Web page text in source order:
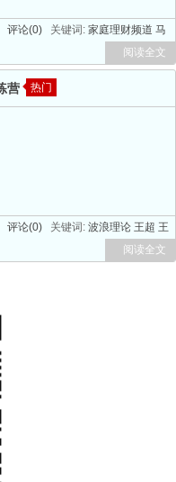
评论(0) 关键词: 家庭理财频道 马
阅读全文
营 热门
评论(0) 关键词: 波浪理论 王超 王
阅读全文